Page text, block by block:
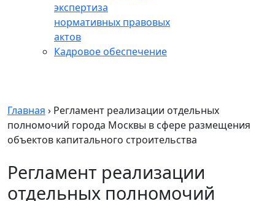
экспертиза
нормативных правовых
актов
Кадровое обеспечение
Главная › Регламент реализации отдельных
полномочий города Москвы в сфере размещения
объектов капитального строительства
Регламент реализации
отдельных полномочий